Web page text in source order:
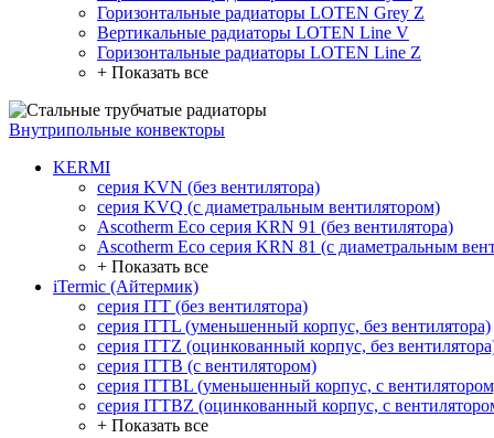
Горизонтальные радиаторы LOTEN Grey Z
Вертикальные радиаторы LOTEN Line V
Горизонтальные радиаторы LOTEN Line Z
+ Показать все
Внутрипольные конвекторы
KERMI
серия KVN (без вентилятора)
серия KVQ (с диаметральным вентилятором)
Ascotherm Eco серия KRN 91 (без вентилятора)
Ascotherm Eco серия KRN 81 (с диаметральным
+ Показать все
iTermic (Айтермик)
серия ITT (без вентилятора)
серия ITTL (уменьшенный корпус, без вентилятора)
серия ITTZ (оцинкованный корпус, без
серия ITTB (с вентилятором)
серия ITTBL (уменьшенный корпус, с
серия ITTBZ (оцинкованный корпус, с
+ Показать все